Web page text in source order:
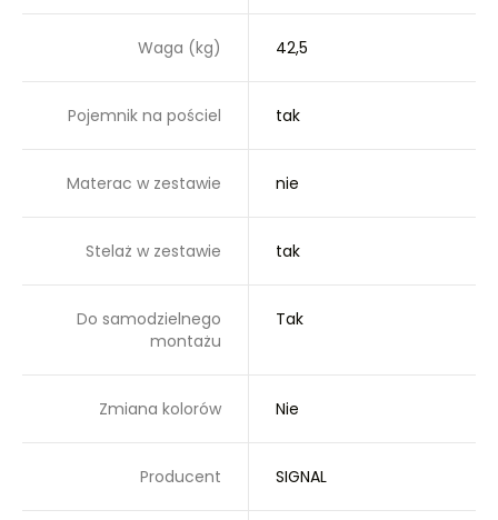
Waga (kg) 42,5
Pojemnik na pościel tak
Materac w zestawie nie
Stelaż w zestawie tak
Do samodzielnego
montażu
Tak
Zmiana kolorów Nie
Producent SIGNAL